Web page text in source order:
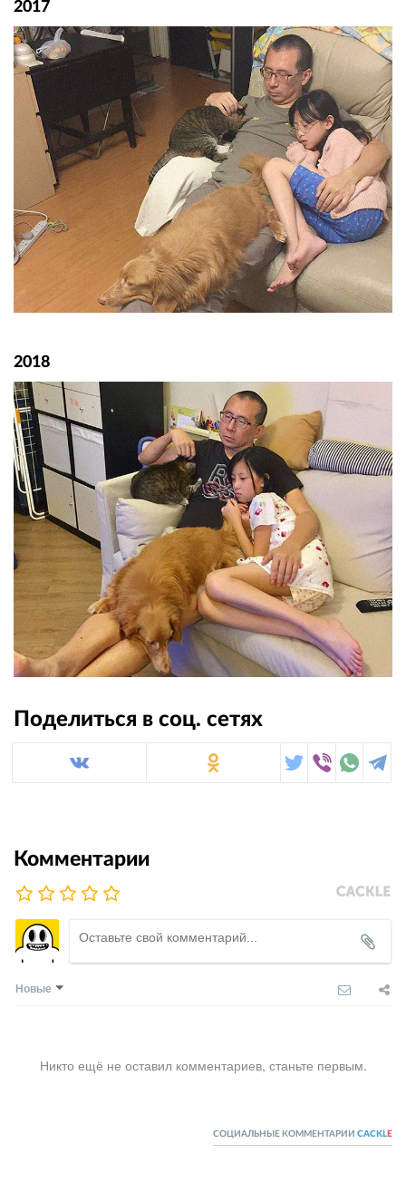
2017
2018
Поделиться в соц. сетях
Комментарии
Новые
Никто ещё не оставил комментариев, станьте первым.
СОЦИАЛЬНЫЕ КОММЕНТАРИИ CACKL E